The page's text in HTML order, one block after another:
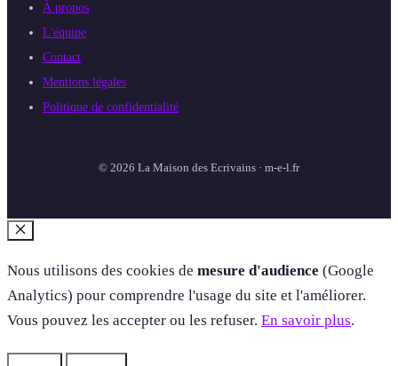
À propos
L'équipe
Contact
Mentions légales
Politique de confidentialité
© 2026 La Maison des Ecrivains · m-e-l.fr
Fermer
Nous utilisons des cookies de mesure d'audience (Google
Analytics) pour comprendre l'usage du site et l'améliorer.
Vous pouvez les accepter ou les refuser. En savoir plus.